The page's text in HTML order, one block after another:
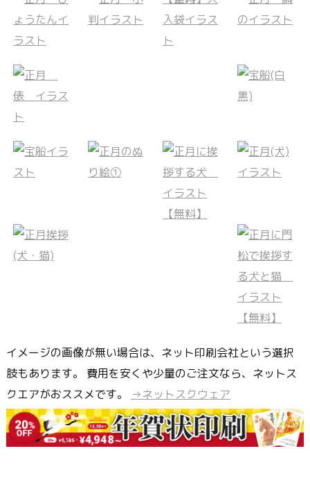
イメージの画像が無い場合は、ネット印刷会社という選択
肢もあります。 費用を安くや少量のご注文なら、ネットス
クエアがおススメです。
→ネットスクウェア